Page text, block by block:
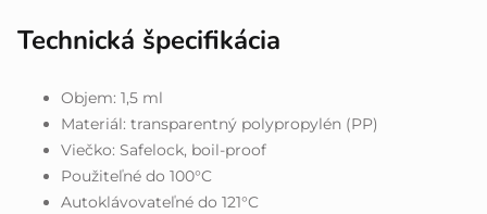
Technická špecifikácia
Objem: 1,5 ml
Materiál: transparentný polypropylén (PP)
Viečko: Safelock, boil-proof
Použiteľné do 100°C
Autoklávovateľné do 121°C